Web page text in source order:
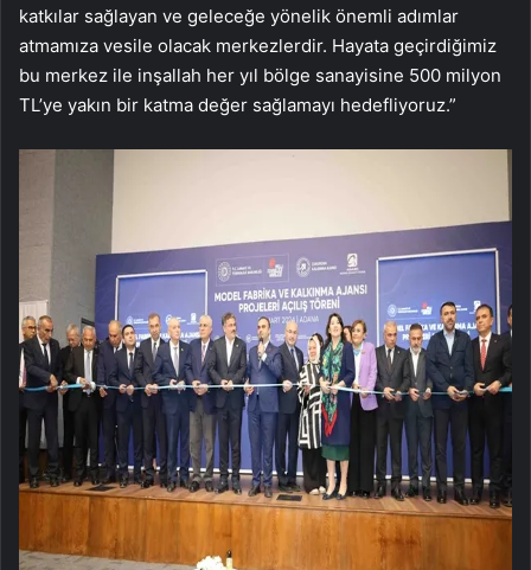
katkılar sağlayan ve geleceğe yönelik önemli adımlar
atmamıza vesile olacak merkezlerdir. Hayata geçirdiğimiz
bu merkez ile inşallah her yıl bölge sanayisine 500 milyon
TL’ye yakın bir katma değer sağlamayı hedefliyoruz.”